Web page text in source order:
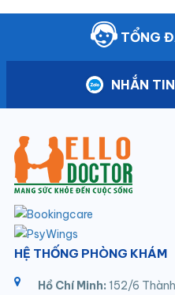
TỔNG
NHẮN
HỆ THỐNG PHÒNG KHÁM
Hồ Chí Minh: 152/6